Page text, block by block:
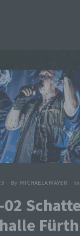
By MICHAELA MAYER In
02
Fürth